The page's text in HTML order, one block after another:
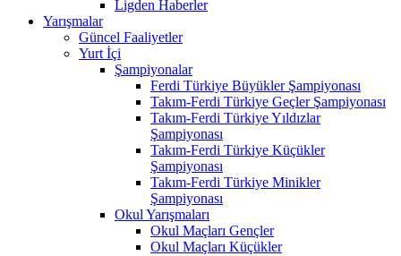
Ligden Haberler
Yarışmalar
Güncel Faaliyetler
Yurt İçi
Şampiyonalar
Ferdi Türkiye Büyükler Şampiyonası
Takım-Ferdi Türkiye Geçler Şampiyonası
Takım-Ferdi Türkiye Yıldızlar
Şampiyonası
Takım-Ferdi Türkiye Küçükler
Şampiyonası
Takım-Ferdi Türkiye Minikler
Şampiyonası
Okul Yarışmaları
Okul Maçları Gençler
Okul Maçları Küçükler